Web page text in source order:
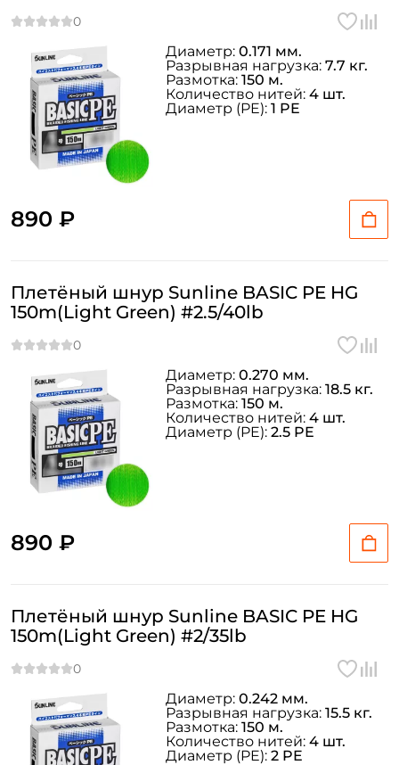
890 ₽
Диаметр: 0.171 мм.
Разрывная нагрузка: 7.7 кг.
Размотка: 150 м.
Количество нитей: 4 шт.
Диаметр (PE): 1 PE
Плетёный шнур Sunline BASIC PE HG
150m(Light Green) #2.5/40lb
890 ₽
Диаметр: 0.270 мм.
Разрывная нагрузка: 18.5 кг.
Размотка: 150 м.
Количество нитей: 4 шт.
Диаметр (PE): 2.5 PE
Плетёный шнур Sunline BASIC PE HG
150m(Light Green) #2/35lb
Диаметр: 0.242 мм.
Разрывная нагрузка: 15.5 кг.
Размотка: 150 м.
Количество нитей: 4 шт.
Диаметр (PE): 2 PE